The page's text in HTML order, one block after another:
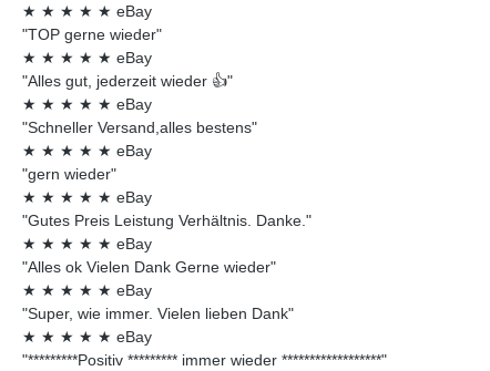
★ ★ ★ ★ ★ eBay
"TOP gerne wieder"
★ ★ ★ ★ ★ eBay
"Alles gut, jederzeit wieder 👍"
★ ★ ★ ★ ★ eBay
"Schneller Versand,alles bestens"
★ ★ ★ ★ ★ eBay
"gern wieder"
★ ★ ★ ★ ★ eBay
"Gutes Preis Leistung Verhältnis. Danke."
★ ★ ★ ★ ★ eBay
"Alles ok Vielen Dank Gerne wieder"
★ ★ ★ ★ ★ eBay
"Super, wie immer. Vielen lieben Dank"
★ ★ ★ ★ ★ eBay
"*********Positiv ********* immer wieder ******************"